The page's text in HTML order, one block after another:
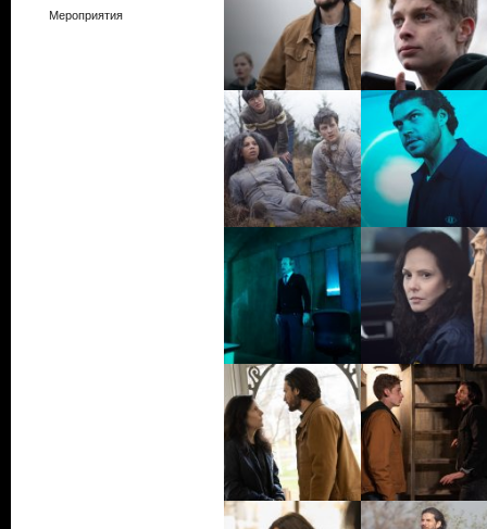
Мероприятия